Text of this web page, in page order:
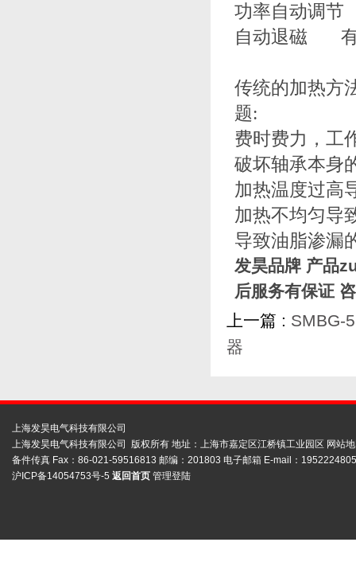
功率自动调节
自动退磁
传统的加热方
题:
费时费力，工
破坏轴承本身
加热温度过高
加热不均匀导
导致油脂渗漏
发昊品牌 产品
后服务有保证
上一篇 : SMBG-
器
上海发昊电气科技有限公司
上海发昊电气科技有限公司 版权所有 地址：上海市嘉定区江桥镇工业园区 网站
备件传真 Fax：86-021-59516813 邮编：201803 电子邮箱 E-mail：
沪ICP备14054753号-5 返回首页 管理登陆